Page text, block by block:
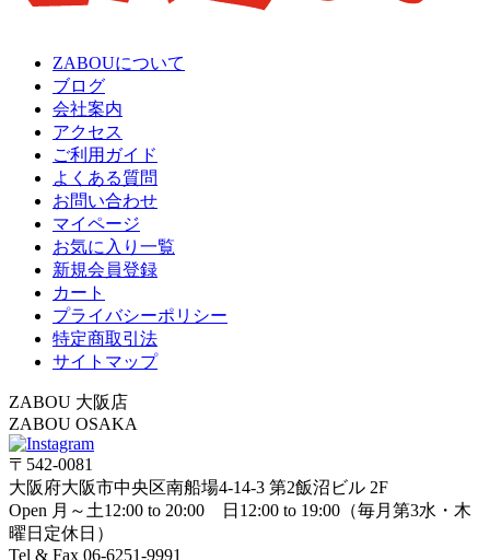
ZABOUについて
ブログ
会社案内
アクセス
ご利用ガイド
よくある質問
お問い合わせ
マイページ
お気に入り一覧
新規会員登録
カート
プライバシーポリシー
特定商取引法
サイトマップ
ZABOU 大阪店
ZABOU OSAKA
〒542-0081
大阪府大阪市中央区南船場4-14-3 第2飯沼ビル 2F
Open 月～土12:00 to 20:00 日12:00 to 19:00（毎月第3水・木
曜日定休日）
Tel & Fax 06-6251-9991